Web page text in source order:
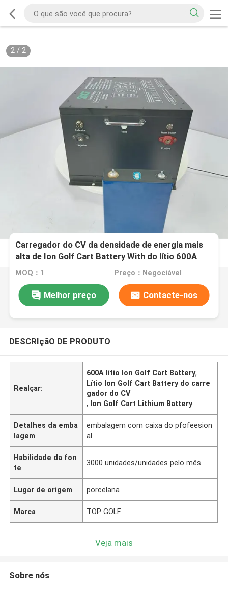
2/ 2
Carregador do CV da densidade de energia mais
alta de Ion Golf Cart Battery With do lítio 600A
MOQ：1 Preço：Negociável
Melhor preço Contacte-nos
DESCRIçãO DE PRODUTO
Realçar:
600A lítio Ion Golf Cart Battery,
Lítio Ion Golf Cart Battery do carre
gador do CV
, Ion Golf Cart Lithium Battery
Detalhes da emba
lagem
embalagem com caixa do pfofeesion
al.
Habilidade da fon
te
3000 unidades/unidades pelo mês
Lugar de origem porcelana
Marca TOP GOLF
Veja mais
Sobre nós